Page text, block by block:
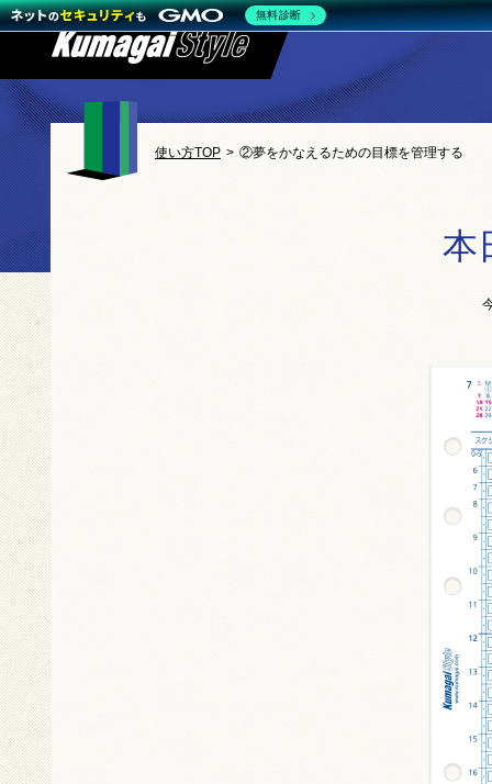
使い方TOP > ②夢をかなえるための目標を管理する
本
無料診断